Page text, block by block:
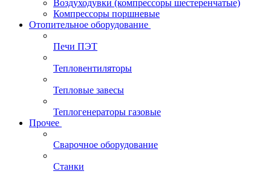
Воздуходувки (компрессоры шестеренчатые)
Компрессоры поршневые
Отопительное оборудование
Печи ПЭТ
Тепловентиляторы
Тепловые завесы
Теплогенераторы газовые
Прочее
Сварочное оборудование
Станки